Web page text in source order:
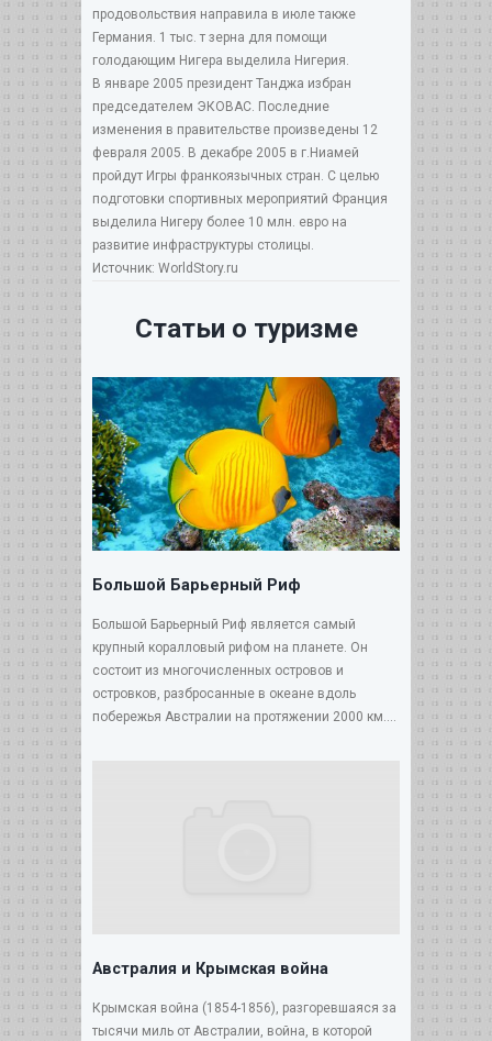
продовольствия направила в июле также
Германия. 1 тыс. т зерна для помощи
голодающим Нигера выделила Нигерия.
В январе 2005 президент Танджа избран
председателем ЭКОВАС. Последние
изменения в правительстве произведены 12
февраля 2005. В декабре 2005 в г.Ниамей
пройдут Игры франкоязычных стран. С целью
подготовки спортивных мероприятий Франция
выделила Нигеру более 10 млн. евро на
развитие инфраструктуры столицы.
Источник: WorldStory.ru
Статьи о туризме
Большой Барьерный Риф
Большой Барьерный Риф является самый
крупный коралловый рифом на планете. Он
состоит из многочисленных островов и
островков, разбросанные в океане вдоль
побережья Австралии на протяжении 2000 км....
Австралия и Крымская война
Крымская война (1854-1856), разгоревшаяся за
тысячи миль от Австралии, война, в которой